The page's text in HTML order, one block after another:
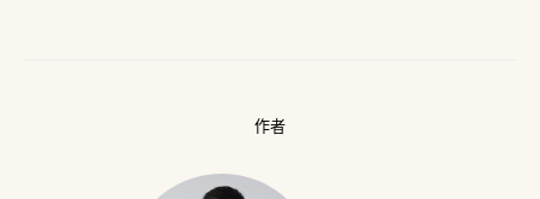
作者